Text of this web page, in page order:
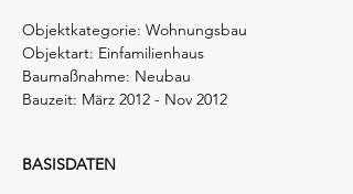
Objektkategorie: Wohnungsbau
Objektart: Einfamilienhaus
Baumaßnahme: Neubau
Bauzeit: März 2012 - Nov 2012
BASISDATEN